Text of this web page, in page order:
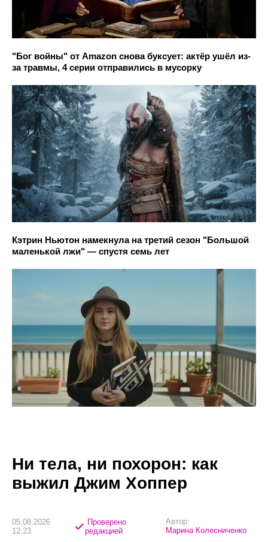
"Бог войны" от Amazon снова буксует: актёр ушёл из-
за травмы, 4 серии отправились в мусорку
Кэтрин Ньютон намекнула на третий сезон "Большой
маленькой лжи" — спустя семь лет
Ни тела, ни похорон: как
выжил Джим Хоппер
05.08.2026
12:23
Проверено
редакцией
Автор:
Марина Колесниченко